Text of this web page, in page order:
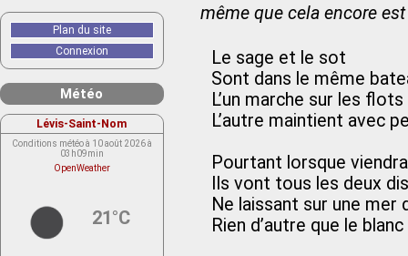
même que cela encore
Le sage et le sot
Sont dans le même
L’un marche sur les flots
L’autre maintient avec
Pourtant lorsque
Ils vont tous les deux
Ne laissant sur une mer
Rien d’autre que le
Plan du site
Connexion
Météo
Lévis-Saint-Nom
Conditions météo à 10 août 2026 à
03h09min
OpenWeather
21°C